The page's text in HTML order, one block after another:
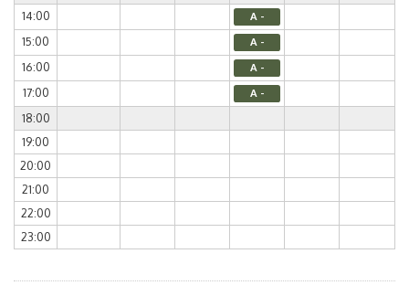
14:00
A -
15:00 A -
16:00 A -
17:00 A -
18:00
19:00
20:00
21:00
22:00
23:00